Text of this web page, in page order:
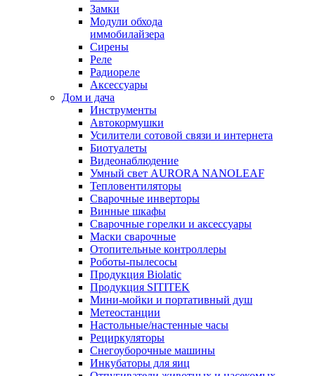
Замки
Модули обхода
иммобилайзера
Сирены
Реле
Радиореле
Аксессуары
Дом и дача
Инструменты
Автокормушки
Усилители сотовой связи и интернета
Биотуалеты
Видеонаблюдение
Умный свет AURORA NANOLEAF
Тепловентиляторы
Сварочные инверторы
Винные шкафы
Сварочные горелки и аксессуары
Маски сварочные
Отопительные контроллеры
Роботы-пылесосы
Продукция Biolatic
Продукция SITITEK
Мини-мойки и портативный душ
Метеостанции
Настольные/настенные часы
Рециркуляторы
Снегоуборочные машины
Инкубаторы для яиц